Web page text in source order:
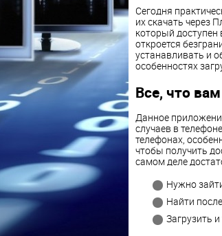
Сегодня
их скачать через
который доступен
откроется
устанавливать и
особенностях
Все, что
Данное
случаев в
телефонах,
чтобы получить
самом деле
Нужно
Найти
Загрузить